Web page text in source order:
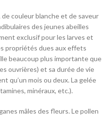
couleur blanche et de saveur
des jeunes abeilles
exclusif pour les larves et
propriétés dues aux effets
beaucoup plus importante que
ouvrières) et sa durée de vie
qu’un mois ou deux. La gelée
minéraux, etc.).
mâles des fleurs. Le pollen